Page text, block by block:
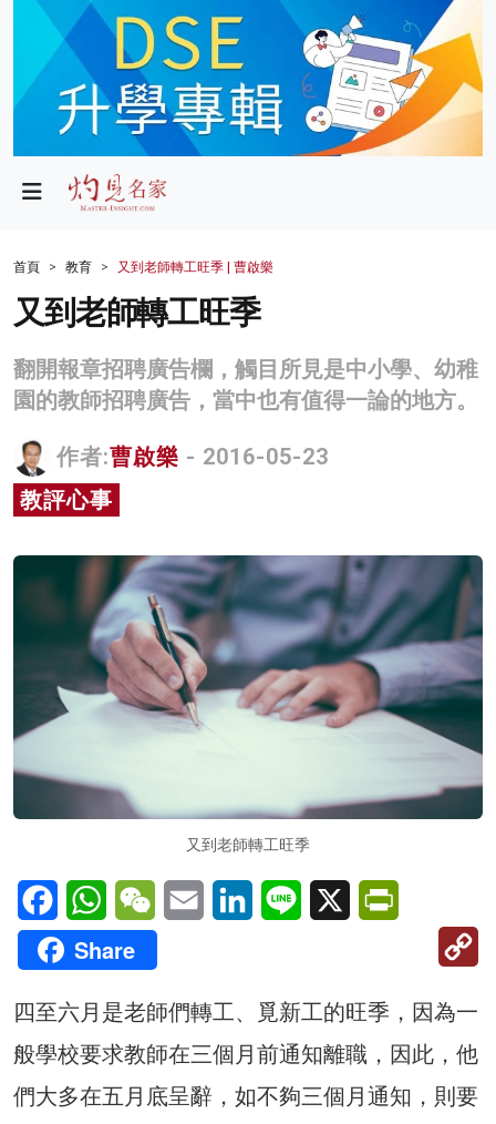
政局
財經
生活
商業
科技
影片
灼見活動
關於我們
首頁 教育 又到老師轉工旺季 | 曹啟樂
又到老師轉工旺季
翻開報章招聘廣告欄，觸目所見是中小學、幼稚
園的教師招聘廣告，當中也有值得一論的地方。
作者:曹啟樂 - 2016-05-23
教評心事
又到老師轉工旺季
FacebookWhatsAppWeChatEmail LinkedInLine X
Share
四至六月是老師們轉工、覓新工的旺季，因為一
般學校要求教師在三個月前通知離職，因此，他
們大多在五月底呈辭，如不夠三個月通知，則要